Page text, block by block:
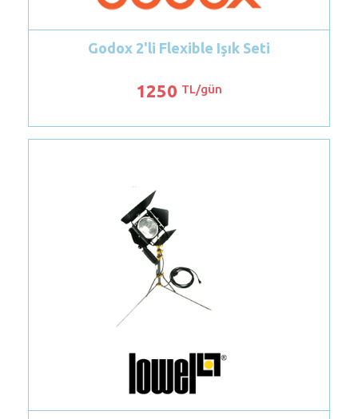
Godox 2'li Flexible Işık Seti
TL/gün